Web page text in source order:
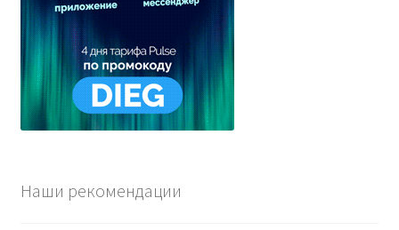
Наши рекомендации